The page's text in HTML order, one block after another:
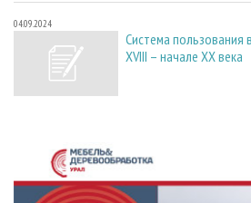
04.09.2024
Система пользования
XVIII – начале ХХ века